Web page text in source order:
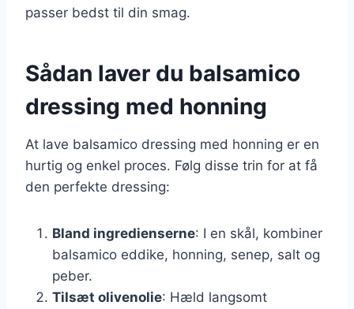
passer bedst til din smag.
Sådan laver du balsamico
dressing med honning
At lave balsamico dressing med honning er en
hurtig og enkel proces. Følg disse trin for at få
den perfekte dressing:
Bland ingredienserne: I en skål, kombiner
balsamico eddike, honning, senep, salt og
peber.
Tilsæt olivenolie: Hæld langsomt